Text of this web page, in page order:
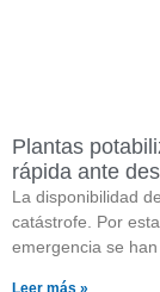
Plantas
rápida ante
La disponibilidad
catástrofe. Por
emergencia se
Leer más »